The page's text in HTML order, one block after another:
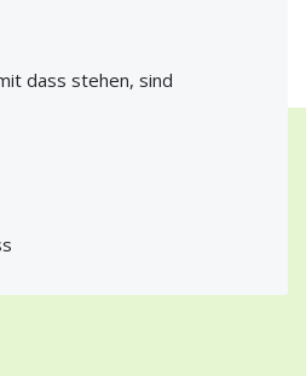
dass stehen, sind